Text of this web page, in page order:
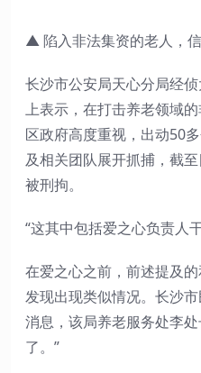
▲ 陷入非法集资的老人，
长沙市公安局天心分局经
上表示，在打击养老领域
区政府高度重视，出动50
及相关团队展开抓捕，截
被刑拘。
“这其中包括爱之心负责人
在爱之心之前，前述提及
发现出现类似情况。长沙
消息，该局养老服务处李
了。”